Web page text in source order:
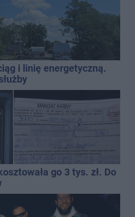
i linię energetyczną.
go 3 tys. zł. Do